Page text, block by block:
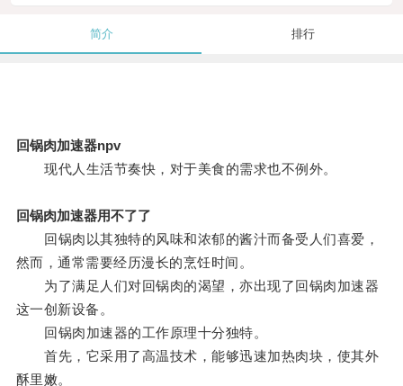
简介 排行
回锅肉加速器npv
现代人生活节奏快，对于美食的需求也不例外。
回锅肉加速器用不了了
回锅肉以其独特的风味和浓郁的酱汁而备受人们喜爱，
然而，通常需要经历漫长的烹饪时间。
为了满足人们对回锅肉的渴望，亦出现了回锅肉加速器
这一创新设备。
回锅肉加速器的工作原理十分独特。
首先，它采用了高温技术，能够迅速加热肉块，使其外
酥里嫩。